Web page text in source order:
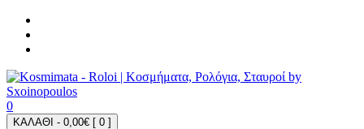
0
ΚΑΛΑΘΙ - 0,00€ [ 0 ]